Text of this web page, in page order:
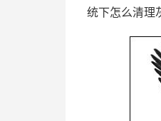
统下怎么清理